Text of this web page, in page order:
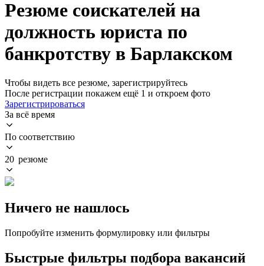
Резюме соискателей на
должность юриста по
банкротству в Барлакском
Чтобы видеть все резюме, зарегистрируйтесь
После регистрации покажем ещё 1 и откроем фото
Зарегистрироваться
За всё время
По соответствию
20 резюме
Ничего не нашлось
Попробуйте изменить формулировку или фильтры
Быстрые фильтры подбора вакансий